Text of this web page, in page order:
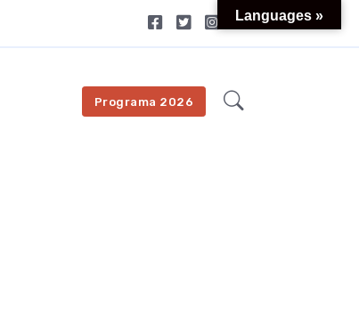
Programa 2026
Languages »